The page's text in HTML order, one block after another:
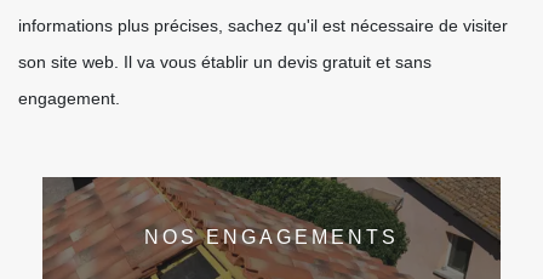
informations plus précises, sachez qu'il est nécessaire de visiter
son site web. Il va vous établir un devis gratuit et sans
engagement.
NOS ENGAGEMENTS